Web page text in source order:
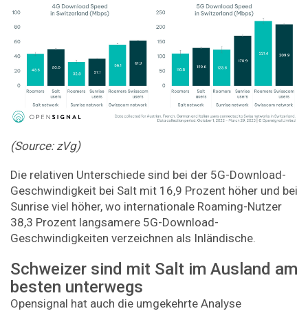
(Source: zVg)
Die relativen Unterschiede sind bei der 5G-Download-
Geschwindigkeit bei Salt mit 16,9 Prozent höher und bei
Sunrise viel höher, wo internationale Roaming-Nutzer
38,3 Prozent langsamere 5G-Download-
Geschwindigkeiten verzeichnen als Inländische.
Schweizer sind mit Salt im Ausland am
besten unterwegs
Opensignal hat auch die umgekehrte Analyse